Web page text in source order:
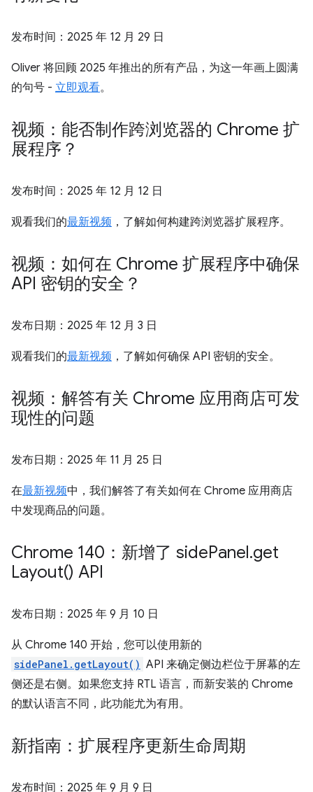
发布时间： 2025 年 12 月 29 日
Oliver 将回顾 2025 年推出的所有产品，为这一年画上圆满
的句号 - 立即观看。
视频：能否制作跨浏览器的 Chrome 扩
展程序？
发布时间： 2025 年 12 月 12 日
观看我们的最新视频 ，了解如何构建跨浏览器扩展程序。
视频：如何在 Chrome 扩展程序中确保
API 密钥的安全？
发布日期： 2025 年 12 月 3 日
观看我们的最新视频 ，了解如何确保 API 密钥的安全。
视频：解答有关 Chrome 应用商店可发
现性的问题
发布日期： 2025 年 11 月 25 日
在最新视频中，我们解答了有关如何在 Chrome 应用商店
中发现商品的问题。
Chrome 140：新增了 sidePanel.get
Layout() API
发布日期： 2025 年 9 月 10 日
从 Chrome 140 开始，您可以使用新的
sidePanel.getLayout() API 来确定侧边栏位于屏幕的左
侧还是右侧。如果您支持 RTL 语言，而新安装的 Chrome
的默认语言不同，此功能尤为有用。
新指南：扩展程序更新生命周期
发布时间： 2025 年 9 月 9 日